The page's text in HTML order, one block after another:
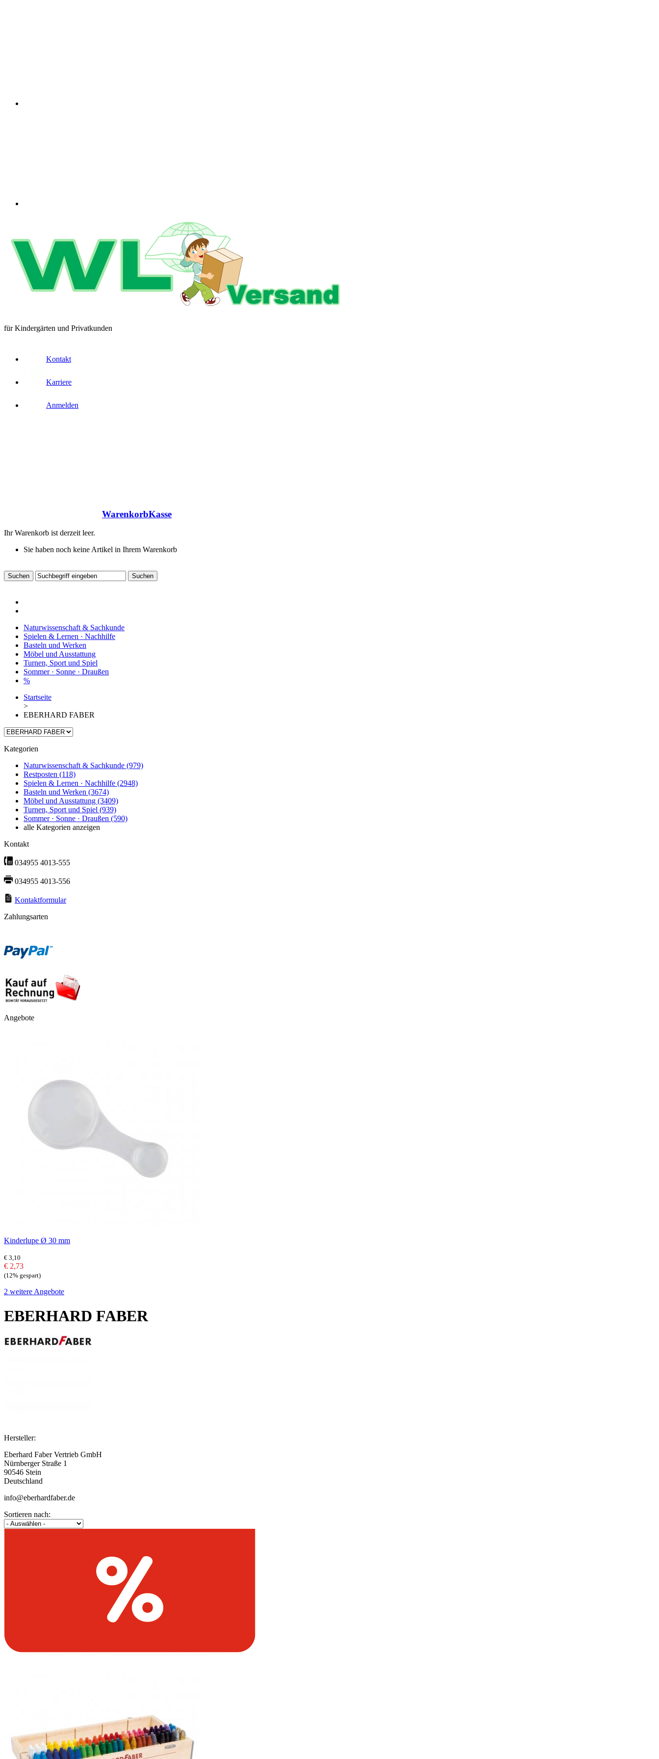
für Kindergärten und Privatkunden
Kontakt
Karriere
Anmelden
WarenkorbKasse
Ihr Warenkorb ist derzeit leer.
Sie haben noch keine Artikel in Ihrem Warenkorb
Naturwissenschaft & Sachkunde
Spielen & Lernen · Nachhilfe
Basteln und Werken
Möbel und Ausstattung
Turnen, Sport und Spiel
Sommer · Sonne · Draußen
%
Startseite
>
EBERHARD FABER
Kategorien
Naturwissenschaft & Sachkunde (979)
Restposten (118)
Spielen & Lernen · Nachhilfe (2948)
Basteln und Werken (3674)
Möbel und Ausstattung (3409)
Turnen, Sport und Spiel (939)
Sommer · Sonne · Draußen (590)
alle Kategorien anzeigen
Kontakt
034955 4013-555
034955 4013-556
Kontaktformular
Zahlungsarten
Angebote
Kinderlupe Ø 30 mm
€ 3,10
€ 2,73
(12% gespart)
2 weitere Angebote
EBERHARD FABER
Hersteller:
Eberhard Faber Vertrieb GmbH
Nürnberger Straße 1
90546 Stein
Deutschland
info@eberhardfaber.de
Sortieren nach: